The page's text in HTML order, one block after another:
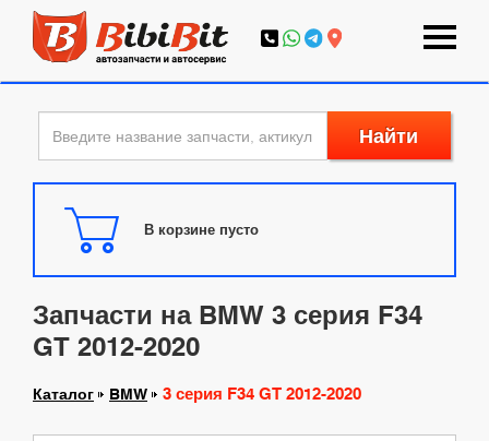
Найти
В корзине пусто
Запчасти на BMW 3 серия F34
GT 2012-2020
Каталог BMW 3 серия F34 GT 2012-2020